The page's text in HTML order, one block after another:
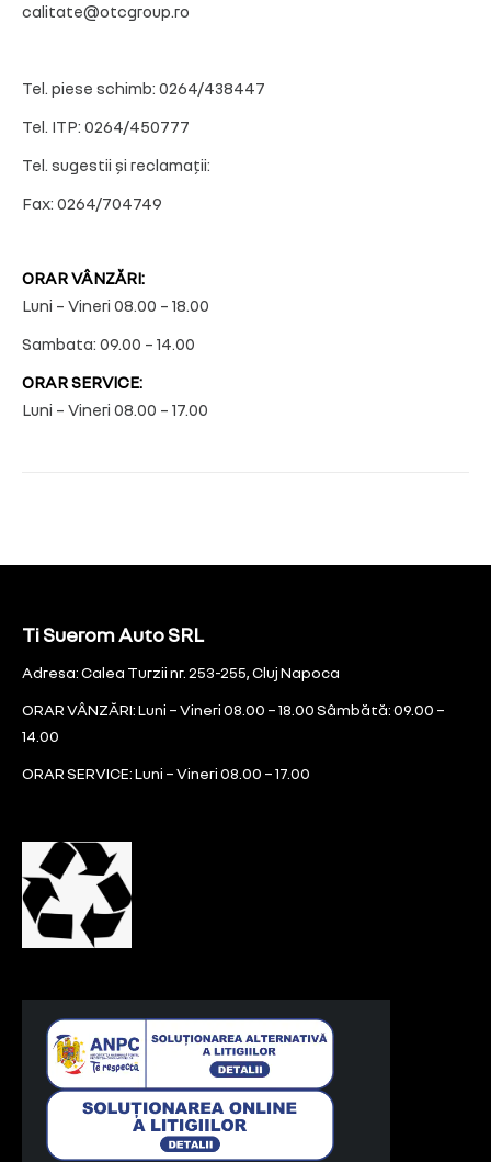
calitate@otcgroup.ro
Tel. piese schimb: 0264/438447
Tel. ITP: 0264/450777
Tel. sugestii și reclamații:
Fax: 0264/704749
ORAR VÂNZĂRI:
Luni – Vineri 08.00 – 18.00
Sambata: 09.00 – 14.00
ORAR SERVICE:
Luni – Vineri 08.00 – 17.00
Ti Suerom Auto SRL
Adresa: Calea Turzii nr. 253-255, Cluj Napoca
ORAR VÂNZĂRI: Luni – Vineri 08.00 – 18.00 Sâmbătă: 09.00 –
14.00
ORAR SERVICE: Luni – Vineri 08.00 – 17.00